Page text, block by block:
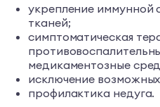
укрепление иммунной
тканей;
симптоматическая
медикаментозные
исключение
профилактика недуга.